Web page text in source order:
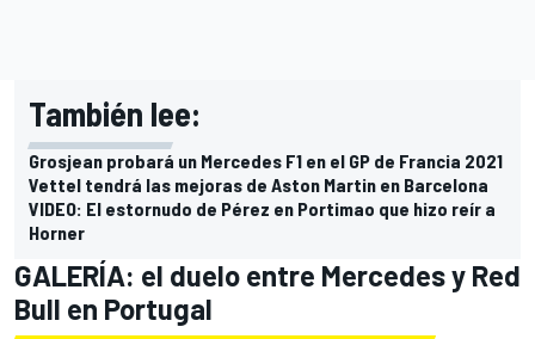
También lee:
Grosjean probará un Mercedes F1 en el GP de Francia 2021
Vettel tendrá las mejoras de Aston Martin en Barcelona
VIDEO: El estornudo de Pérez en Portimao que hizo reír a
Horner
GALERÍA: el duelo entre Mercedes y Red
Bull en Portugal